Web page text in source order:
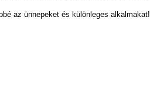
az ünnepeket és különleges alkalmakat!